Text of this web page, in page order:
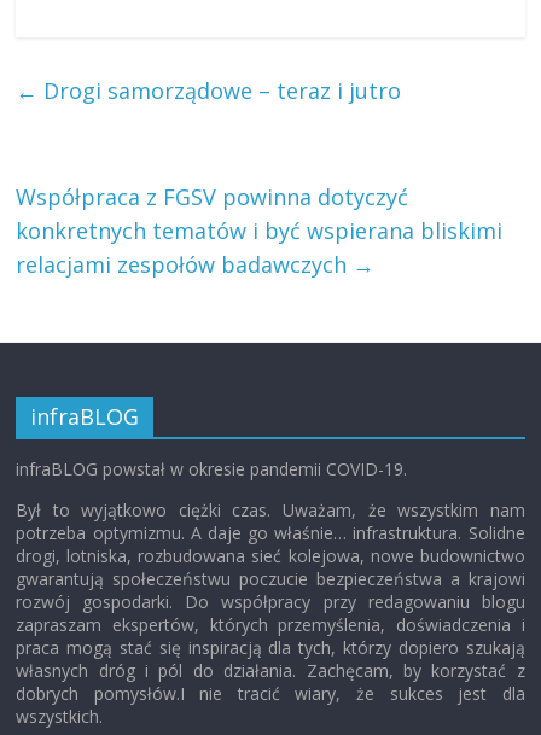
← Drogi samorządowe – teraz i jutro
Współpraca z FGSV powinna dotyczyć
konkretnych tematów i być wspierana bliskimi
relacjami zespołów badawczych →
infraBLOG
infraBLOG powstał w okresie pandemii COVID-19.
Był to wyjątkowo ciężki czas. Uważam, że wszystkim nam
potrzeba optymizmu. A daje go właśnie… infrastruktura. Solidne
drogi, lotniska, rozbudowana sieć kolejowa, nowe budownictwo
gwarantują społeczeństwu poczucie bezpieczeństwa a krajowi
rozwój gospodarki. Do współpracy przy redagowaniu blogu
zapraszam ekspertów, których przemyślenia, doświadczenia i
praca mogą stać się inspiracją dla tych, którzy dopiero szukają
własnych dróg i pól do działania. Zachęcam, by korzystać z
dobrych pomysłów.I nie tracić wiary, że sukces jest dla
wszystkich.